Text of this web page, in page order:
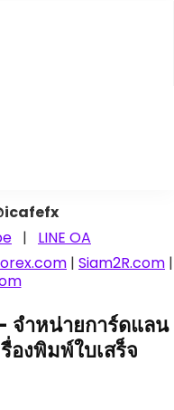
|
LINE OA
| Siam2R.com |
ำหน่ายการ์ดแลน
องพิมพ์ใบเสร็จ